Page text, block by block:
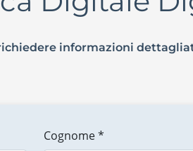
informazioni
Cognome *